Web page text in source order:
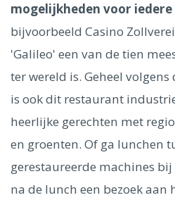
Ålesund
Berlijn
Dublin
Hong Kong München
Madrid
Vancouver
Alles bekijken
mogelijkheden voor
bijvoorbeeld Casino
'Galileo' een van de tien
ter wereld is. Geheel
is ook dit restaurant
heerlijke gerechten met
en groenten. Of ga lunchen
gerestaureerde machines
na de lunch een bezoek aan